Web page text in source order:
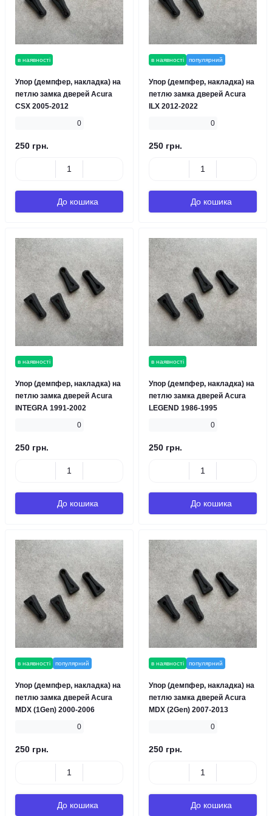
в наявності
Упор (демпфер, накладка) на
петлю замка дверей Acura
CSX 2005-2012
0
250 грн.
До кошика
в наявності популярний
Упор (демпфер, накладка) на
петлю замка дверей Acura
ILX 2012-2022
0
250 грн.
До кошика
в наявності
Упор (демпфер, накладка) на
петлю замка дверей Acura
INTEGRA 1991-2002
0
250 грн.
До кошика
в наявності
Упор (демпфер, накладка) на
петлю замка дверей Acura
LEGEND 1986-1995
0
250 грн.
До кошика
в наявності популярний
Упор (демпфер, накладка) на
петлю замка дверей Acura
MDX (1Gen) 2000-2006
0
250 грн.
До кошика
в наявності популярний
Упор (демпфер, накладка) на
петлю замка дверей Acura
MDX (2Gen) 2007-2013
0
250 грн.
До кошика